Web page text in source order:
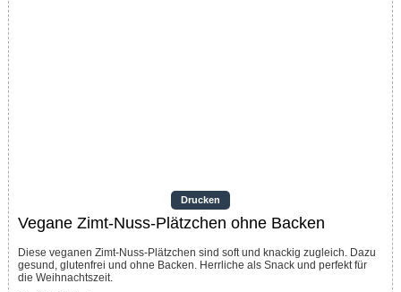
Drucken
Vegane Zimt-Nuss-Plätzchen ohne Backen
Diese veganen Zimt-Nuss-Plätzchen sind soft und knackig zugleich. Dazu
gesund, glutenfrei und ohne Backen. Herrliche als Snack und perfekt für
die Weihnachtszeit.